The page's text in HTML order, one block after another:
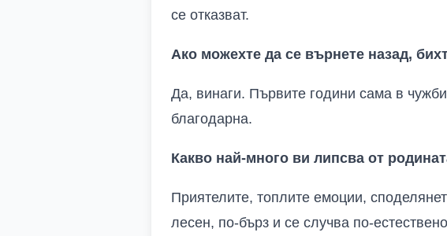
се отказват.
Ако можехте да се върнете назад,
Да, винаги. Първите години сама в
благодарна.
Какво най-много ви липсва от
Приятелите, топлите емоции,
лесен, по-бърз и се случва по-